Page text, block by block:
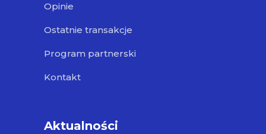
Opinie
Ostatnie transakcje
Program partnerski
Kontakt
Aktualności